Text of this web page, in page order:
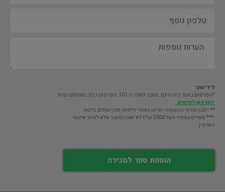
לידיעתך:
*הפרסום באתר הינו חינם. מעבר לספר ה-101, הפרסום כרוך בתשלום שנתי
לחץ כאן לפרטים.
** ייתכן ופרטי הרשומה יופיעו באתרי חיפוש תוכן שונים ברשת
*** ספרים במחיר מעל 2000 ש"ח לא יוצגו במאגר אלא לאחר אישור
האדמין.
הוספת ספר למכירה